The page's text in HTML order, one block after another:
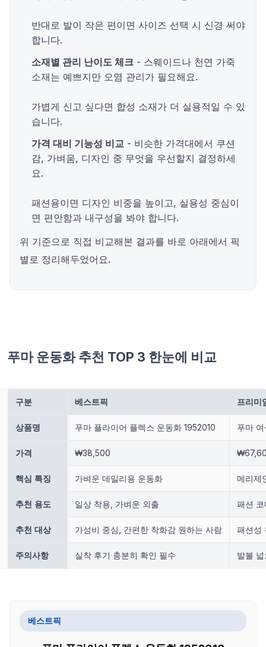
반대로 발이 작은 편이면 사이즈 선택 시 신경 써야
합니다.
소재별 관리 난이도 체크 - 스웨이드나 천연 가죽
소재는 예쁘지만 오염 관리가 필요해요.
가볍게 신고 싶다면 합성 소재가 더 실용적일 수 있
습니다.
가격 대비 기능성 비교 - 비슷한 가격대에서 쿠션
감, 가벼움, 디자인 중 무엇을 우선할지 결정하세
요.
패션용이면 디자인 비중을 높이고, 실용성 중심이
면 편안함과 내구성을 봐야 합니다.
위 기준으로 직접 비교해본 결과를 바로 아래에서 픽
별로 정리해두었어요.
푸마 운동화 추천 TOP 3 한눈에 비교
구분 베스트픽 프리미
상품명 푸마 플라이어 플렉스 운동화 1952010 푸마
가격 ₩38,500
핵심 특징 가벼운 데일리용 운동화 메리제
추천 용도 일상 착용, 가벼운 외출 패션 코
추천 대상 가성비 중심, 간편한 착화감 원하는 사람 패션성
주의사항 실착 후기 충분히 확인 필수 발볼
베스트픽